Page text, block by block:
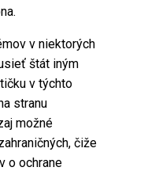
v niektorých
štát iným
v týchto
stranu
možné
čiže
o ochrane